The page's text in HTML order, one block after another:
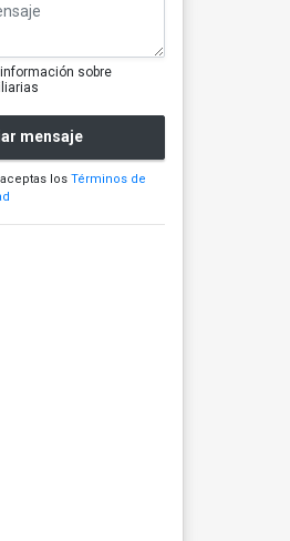
sobre
mensaje
los Términos de